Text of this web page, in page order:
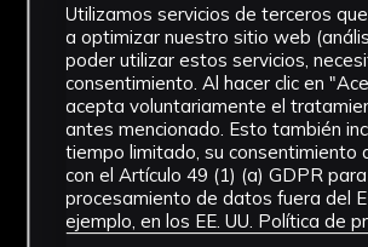
Utilizamos servicios de terceros
a optimizar nuestro sitio web
poder utilizar estos servicios,
consentimiento. Al hacer clic en
acepta voluntariamente el
antes mencionado. Esto también
tiempo limitado, su consentimiento
con el Artículo 49 (1) (a) GDPR
procesamiento de datos fuera del
ejemplo, en los EE. UU. Política de